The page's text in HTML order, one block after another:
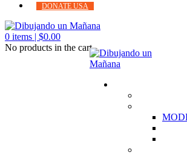
DONATE USA
0 items | $0.00
No products in the cart.